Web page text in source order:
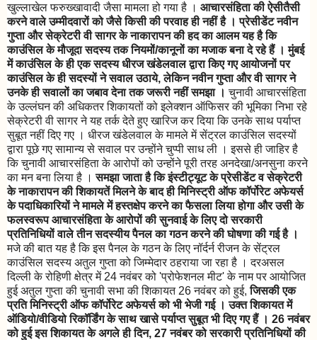
खुल्लाखेल फरुख्खावादी जैसा मामला हो गया है । आचारसंहिता की ऐसीतैसी
करने वाले उम्मीदवारों को जैसे किसी की परवाह ही नहीं है । प्रेसीडेंट नवीन
गुप्ता और सेक्रेटरी वी सागर के नाकारापन की हद का आलम यह है कि
काउंसिल के मौजूदा सदस्य तक नियमों/कानूनों का मजाक बना दे रहे हैं । मुंबई
में काउंसिल के ही एक सदस्य धीरज खंडेलवाल द्वारा किए गए आयोजनों पर
काउंसिल के ही सदस्यों ने सवाल उठाये, लेकिन नवीन गुप्ता और वी सागर ने
उनके ही सवालों का जबाव देना तक जरूरी नहीं समझा । चुनावी आचारसंहिता
के उल्लंघन की अधिकतर शिकायतों को इलेक्शन ऑफिसर की भूमिका निभा रहे
सेक्रेटरी वी सागर ने यह तर्क देते हुए खारिज कर दिया कि उनके साथ पर्याप्त
सुबूत नहीं दिए गए । धीरज खंडेलवाल के मामले में सेंट्रल काउंसिल सदस्यों
द्वारा पूछे गए सामान्य से सवाल पर उन्होंने चुप्पी साध ली । इससे ही जाहिर है
कि चुनावी आचारसंहिता के आरोपों को उन्होंने पूरी तरह अनदेखा/अनसुना करने
का मन बना लिया है ।समझा जाता है कि इंस्टीट्यूट के प्रेसीडेंट व सेक्रेटरी
के नाकारापन की शिकायतें मिलने के बाद ही मिनिस्ट्री ऑफ कॉर्पोरेट अफेयर्स
के पदाधिकारियों ने मामले में हस्तक्षेप करने का फैसला लिया होगा और उसी के
फलस्वरूप आचारसंहिता के आरोपों की सुनवाई के लिएदो सरकारी
प्रतिनिधियों वाले तीन सदस्यीय पैनल का गठन करने की घोषणा की गई है ।
मजे की बात यह है कि इस पैनल के गठन के लिए नॉर्दर्न रीजन के सेंट्रल
काउंसिल सदस्य अतुल गुप्ता को जिम्मेदार ठहराया जा रहा है । दरअसल
दिल्ली के रोहिणी क्षेत्र में 24 नवंबर को 'प्रोफेशनल मीट' के नाम पर आयोजित
हुई अतुल गुप्ता की चुनावी सभा की शिकायत 26 नवंबर को हुई,जिसकी एक
प्रति मिनिस्ट्री ऑफ कॉर्पोरेट अफेयर्स को भी भेजी गई । उक्त शिकायत में
ऑडियो/वीडियो रिकॉर्डिंग के साथ खासे पर्याप्त सुबूत भी दिए गए हैं । 26 नवंबर
को हुई इस शिकायत के अगले ही दिन, 27 नवंबर कोसरकारी प्रतिनिधियों की